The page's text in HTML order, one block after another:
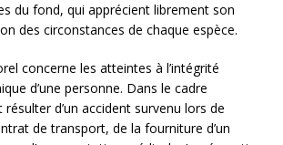
du fond, qui apprécient librement son
des circonstances de chaque espèce.
concerne les atteintes à l’intégrité
d’une personne. Dans le cadre
d’un accident survenu lors de
de transport, de la fourniture d’un